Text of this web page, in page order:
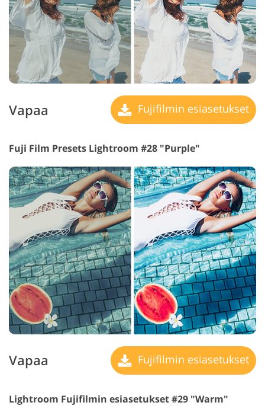
Vapaa Fujifilmin esiasetukset
Fuji Film Presets Lightroom #28 "Purple"
Vapaa Fujifilmin esiasetukset
Lightroom Fujifilmin esiasetukset #29 "Warm"